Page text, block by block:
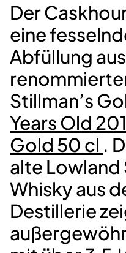
Der
eine
Abfüllung
Stillman’s
Years Old
Gold 50 cl .
alte Lowland
Whisky aus
Destillerie